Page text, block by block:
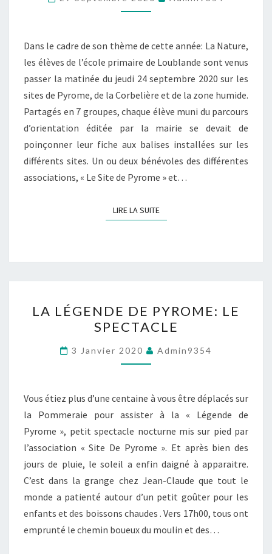
DE
ET
DE
LA
CORBELIÈRE.
Dans le cadre de son thème de cette année: La Nature,
les élèves de l’école primaire de Loublande sont venus
passer la matinée du jeudi 24 septembre 2020 sur les
sites de Pyrome, de la Corbelière et de la zone humide.
Partagés en 7 groupes, chaque élève muni du parcours
d’orientation éditée par la mairie se devait de
poinçonner leur fiche aux balises installées sur les
différents sites. Un ou deux bénévoles des différentes
associations, « Le Site de Pyrome » et…
LIRE LA SUITELIRE LA SUITE
LÉGENDE
DE
PYROME:
LE
LA LÉGENDE DE PYROME: LE
SPECTACLE
3 Janvier 2020 Admin9354
Vous étiez plus d’une centaine à vous être déplacés sur
la Pommeraie pour assister à la « Légende de
Pyrome », petit spectacle nocturne mis sur pied par
l’association « Site De Pyrome ». Et après bien des
jours de pluie, le soleil a enfin daigné à apparaitre.
C’est dans la grange chez Jean-Claude que tout le
monde a patienté autour d’un petit goûter pour les
enfants et des boissons chaudes . Vers 17h00, tous ont
emprunté le chemin boueux du moulin et des…